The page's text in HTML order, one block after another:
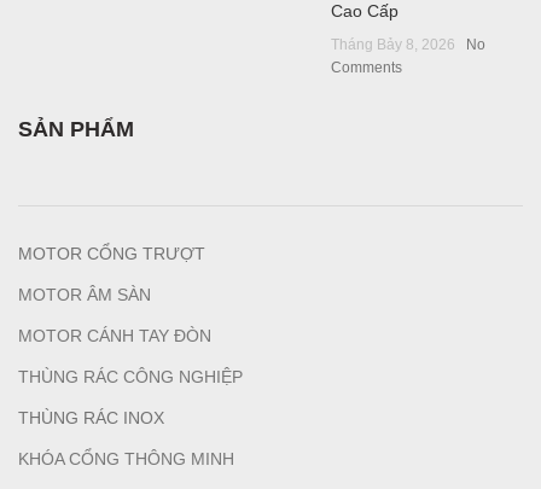
Cao Cấp
Tháng Bảy 8, 2026
No
Comments
SẢN PHẨM
MOTOR CỔNG TRƯỢT
MOTOR ÂM SÀN
MOTOR CÁNH TAY ĐÒN
THÙNG RÁC CÔNG NGHIỆP
THÙNG RÁC INOX
KHÓA CỔNG THÔNG MINH